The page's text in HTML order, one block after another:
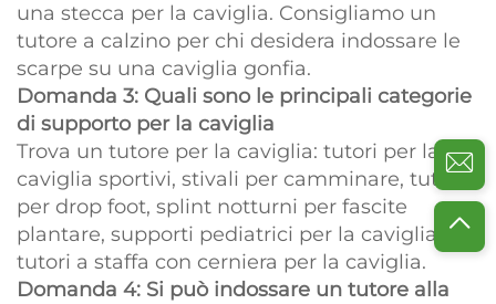
una stecca per la caviglia. Consigliamo un
tutore a calzino per chi desidera indossare le
scarpe su una caviglia gonfia.
Domanda 3: Quali sono le principali categorie
di supporto per la caviglia
Trova un tutore per la caviglia: tutori per la
caviglia sportivi, stivali per camminare, tutori
per drop foot, splint notturni per fascite
plantare, supporti pediatrici per la caviglia e
tutori a staffa con cerniera per la caviglia.
Domanda 4: Si può indossare un tutore alla